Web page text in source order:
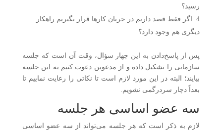
رسید؟
اگر فقط قصد داریم در جریان کارها قرار بگیریم راهکار
دیگری هم وجود دارد؟
پس از پاسخ‌دادن به این چهار سؤال، وقت آن است که جلسه
سازمانی را تشکیل داده و از مدعوین دعوت کنیم به این جلسه
بیایند؛ البته در این مورد لازم است تا نکاتی را رعایت نماییم تا
بعداً دچار سردرگمی نشویم.
سه عضو اساسی هر جلسه
لازم به ذکر است که هر جلسه می‌تواند از سه عضو اساسی